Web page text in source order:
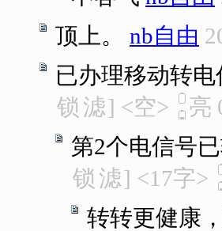
顶上。
nb自由
已办理移动转
锁 滤] <空> 亮
第2个电信号
锁 滤] <17字>
转转更健康